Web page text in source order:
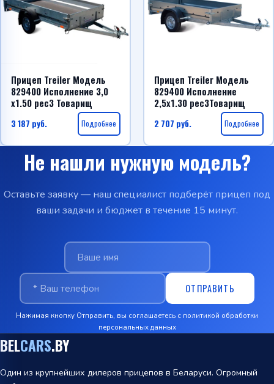
Прицеп Treiler Модель
829400 Исполнение 3,0
х1.50 рес3 Товарищ
3 187 руб. Подробнее
Прицеп Treiler Модель
829400 Исполнение
2,5х1.30 рес3Товарищ
2 707 руб. Подробнее
Не нашли нужную модель?
Оставьте заявку — наш специалист подберёт прицеп под
ваши задачи и бюджет в течение 15 минут.
ОТПРАВИТЬ
Нажимая кнопку Отправить, вы соглашаетесь с политикой обработки
персональных данных
BELCARS.BY
Один из крупнейших дилеров прицепов в Беларуси. Огромный